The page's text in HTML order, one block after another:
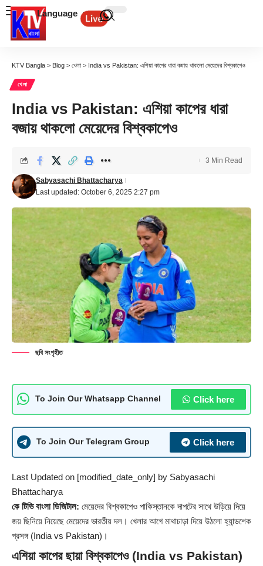
Language
KTV Bangla > Blog > খেলা > India vs Pakistan: এশিয়া কাপের ধারা বজায় থাকলো মেয়েদের বিশ্বকাপেও
খেলা
India vs Pakistan: এশিয়া কাপের ধারা
বজায় থাকলো মেয়েদের বিশ্বকাপেও
Last updated: October 6, 2025 2:27 pm
Sabyasachi Bhattacharya
3 Min Read
ছবি সংগৃহীত
To Join Our Whatsapp Channel Click here
To Join Our Telegram Group Click here
Last Updated on [modified_date_only] by Sabyasachi
Bhattacharya
কে টিভি বাংলা ডিজিটাল: মেয়েদের বিশ্বকাপেও পাকিস্তানকে দাপটের সাথে উড়িয়ে দিয়ে
জয় ছিনিয়ে নিয়েছে মেয়েদের ভারতীয় দল। খেলার আগে মাথাচাড়া দিয়ে উঠলো হ্যান্ডশেক
প্রসঙ্গ (India vs Pakistan)।
এশিয়া কাপের ছায়া বিশ্বকাপেও (India vs Pakistan)